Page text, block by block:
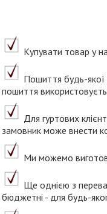
Купувати товар у
Пошиття будь-якої
пошиття
Для гуртових
замовник може внести
Ми можемо
Ще однією з
бюджетні - для будь-